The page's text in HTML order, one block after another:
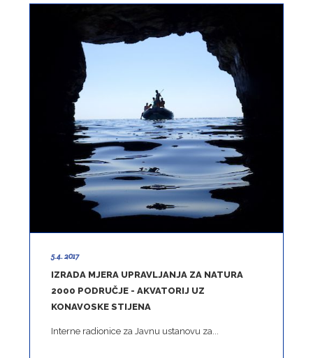
5.4. 2017
IZRADA MJERA UPRAVLJANJA ZA NATURA
2000 PODRUČJE - AKVATORIJ UZ
KONAVOSKE STIJENA
Interne radionice za Javnu ustanovu za...